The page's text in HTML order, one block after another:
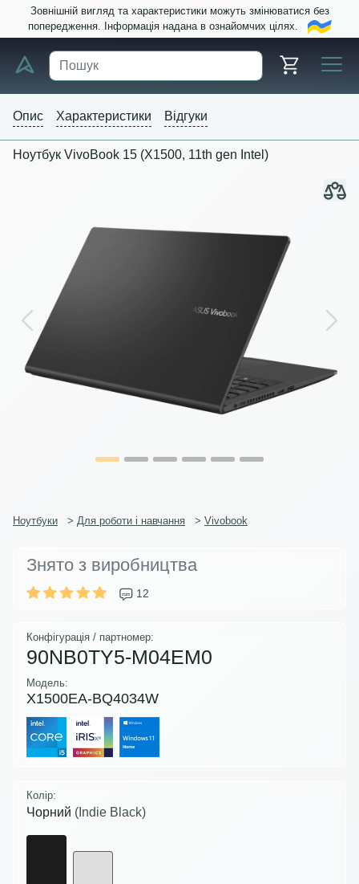
Зовнішній вигляд та характеристики можуть змінюватися без
попередження. Інформація надана в ознайомчих цілях.
Опис Характеристики Відгуки
Ноутбук VivoBook 15 (X1500, 11th gen Intel)
Previous Next
Ноутбуки > Для роботи і навчання > Vivobook
Знято з виробництва
12
Конфігурація / партномер:
90NB0TY5-M04EM0
Модель:
X1500EA-BQ4034W
Колір:
Чорний (Indie Black)